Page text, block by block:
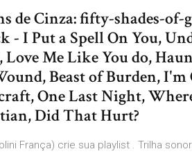
de Cinza: fifty-shades-
I Put a Spell On You,
Me Like You do,
Beast of Burden,
One Last Night,
Did That Hurt?
França) crie sua playlist . Trilha